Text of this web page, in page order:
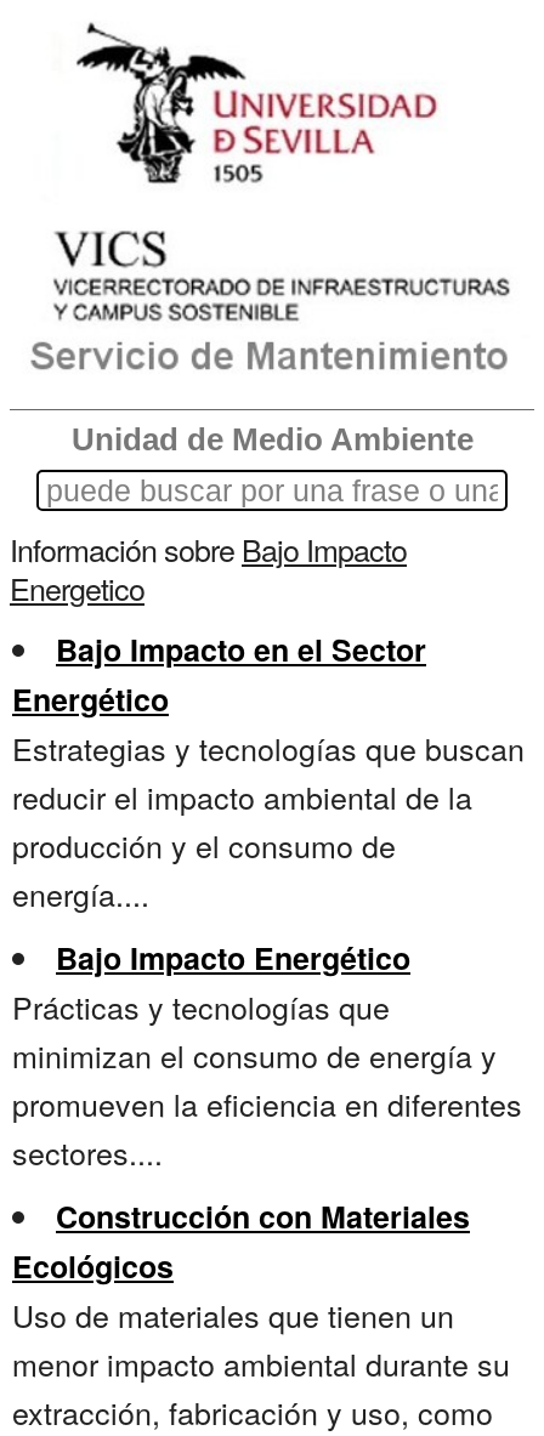
Unidad de Medio Ambiente
Información sobre Bajo Impacto
Energetico
Bajo Impacto en el Sector
Energético
Estrategias y tecnologías que buscan
reducir el impacto ambiental de la
producción y el consumo de
energía....
Bajo Impacto Energético
Prácticas y tecnologías que
minimizan el consumo de energía y
promueven la eficiencia en diferentes
sectores....
Construcción con Materiales
Ecológicos
Uso de materiales que tienen un
menor impacto ambiental durante su
extracción, fabricación y uso, como